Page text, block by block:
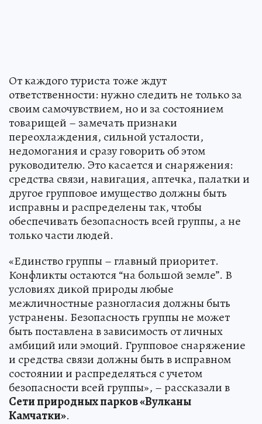
От каждого туриста тоже ждут
ответственности: нужно следить не только за
своим самочувствием, но и за состоянием
товарищей – замечать признаки
переохлаждения, сильной усталости,
недомогания и сразу говорить об этом
руководителю. Это касается и снаряжения:
средства связи, навигация, аптечка, палатки и
другое групповое имущество должны быть
исправны и распределены так, чтобы
обеспечивать безопасность всей группы, а не
только части людей.
«Единство группы – главный приоритет.
Конфликты остаются “на большой земле”. В
условиях дикой природы любые
межличностные разногласия должны быть
устранены. Безопасность группы не может
быть поставлена в зависимость от личных
амбиций или эмоций. Групповое снаряжение
и средства связи должны быть в исправном
состоянии и распределяться с учетом
безопасности всей группы», – рассказали в
Сети природных парков «Вулканы
Камчатки».